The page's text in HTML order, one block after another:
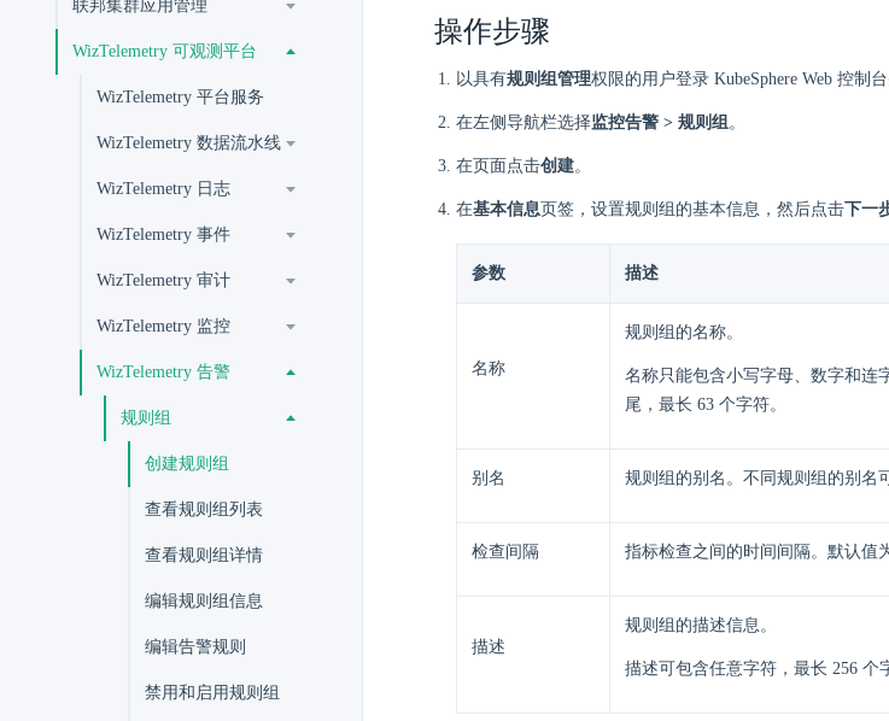
联邦集群应用管理
WizTelemetry 可观测平台
WizTelemetry 平台服务
WizTelemetry 数据流水线
WizTelemetry 日志
WizTelemetry 事件
WizTelemetry 审计
WizTelemetry 监控
WizTelemetry 告警
规则组
创建规则组
查看规则组列表
查看规则组详情
编辑规则组信息
编辑告警规则
禁用和启用规则组
操作步骤
以具有规则组管理权限的用户登录 KubeSphere Web 控制
在左侧导航栏选择监控告警 > 规则组。
在页面点击创建。
在基本信息页签，设置规则组的基本信息，然后点击下一
参数 描述
名称
规则组的名称。
名称只能包含小写字母、数字和连
尾，最长 63 个字符。
别名 规则组的别名。不同规则组的别名
检查间隔 指标检查之间的时间间隔。默认值
描述
规则组的描述信息。
描述可包含任意字符，最长 256 个